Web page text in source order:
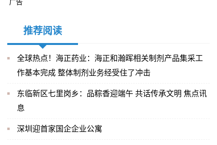
广告
推荐阅读
全球热点！海正药业：海正和瀚晖相关制剂产品集采工
作基本完成 整体制剂业务经受住了冲击
东临新区七里岗乡：品粽香迎端午 共话传承文明 焦点讯
息
深圳迎首家国企企业公寓